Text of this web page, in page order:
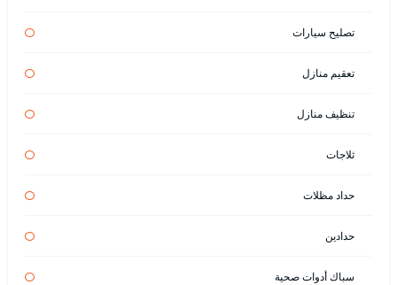
تصليح سيارات
تعقيم منازل
تنظيف منازل
ثلاجات
حداد مظلات
حدادين
سباك أدوات صحية